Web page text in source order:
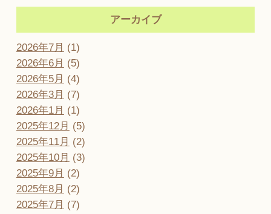
アーカイブ
2026年7月 (1)
2026年6月 (5)
2026年5月 (4)
2026年3月 (7)
2026年1月 (1)
2025年12月 (5)
2025年11月 (2)
2025年10月 (3)
2025年9月 (2)
2025年8月 (2)
2025年7月 (7)